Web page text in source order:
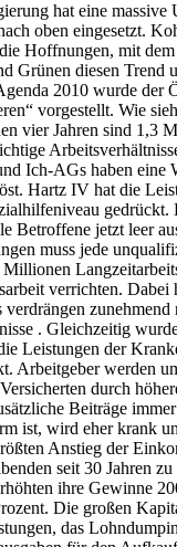
hat eine massive
oben eingesetzt.
Hoffnungen, mit
Grünen diesen Trend
2010 wurde der
vorgestellt. Wie
vier Jahren sind 1,3
Ich-AGs haben eine
Hartz IV hat die
gedrückt.
Betroffene jetzt leer
muss jede
verrichten. Dabei
zunehmend
. Gleichzeitig
Leistungen der
Arbeitgeber werden
durch
Beiträge
ist, wird eher krank
Anstieg der
seit 30 Jahren
ihre Gewinne
Die großen
das